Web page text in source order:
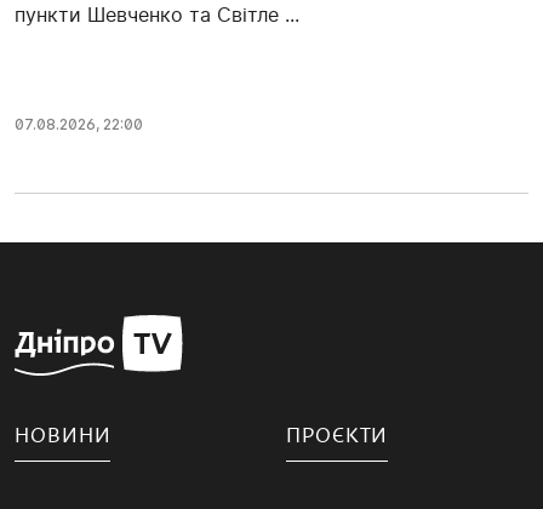
пункти Шевченко та Світле ...
07.08.2026, 22:00
НОВИНИ ПРОЄКТИ